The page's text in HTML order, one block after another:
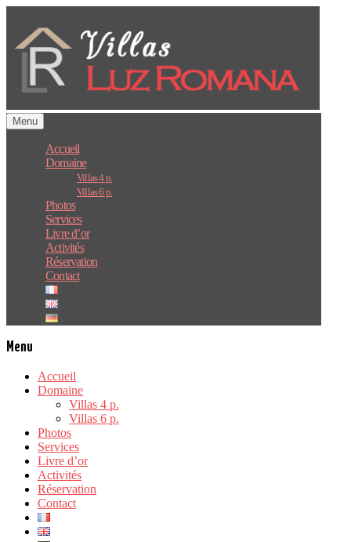
contenu
Menu
Accueil
Domaine
Villas 4 p.
Villas 6 p.
Photos
Services
Livre d’or
Activités
Réservation
Contact
Menu
Accueil
Domaine
Villas 4 p.
Villas 6 p.
Photos
Services
Livre d’or
Activités
Réservation
Contact